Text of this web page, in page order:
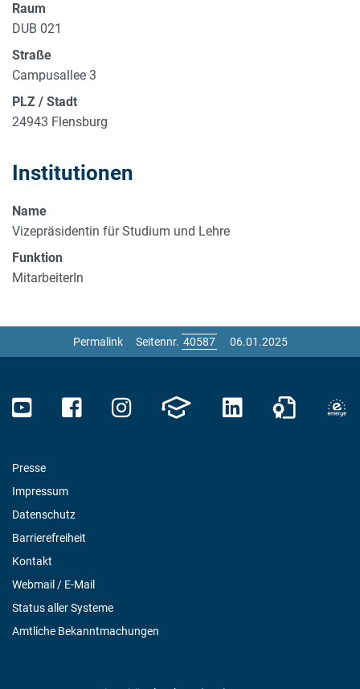
Raum
DUB 021
Straße
Campusallee 3
PLZ / Stadt
24943 Flensburg
Institutionen
Name
Vizepräsidentin für Studium und Lehre
Funktion
MitarbeiterIn
Permalink Seitennr. 06.01.2025
Presse
Impressum
Datenschutz
Barrierefreiheit
Kontakt
Webmail / E-Mail
Status aller Systeme
Amtliche Bekanntmachungen